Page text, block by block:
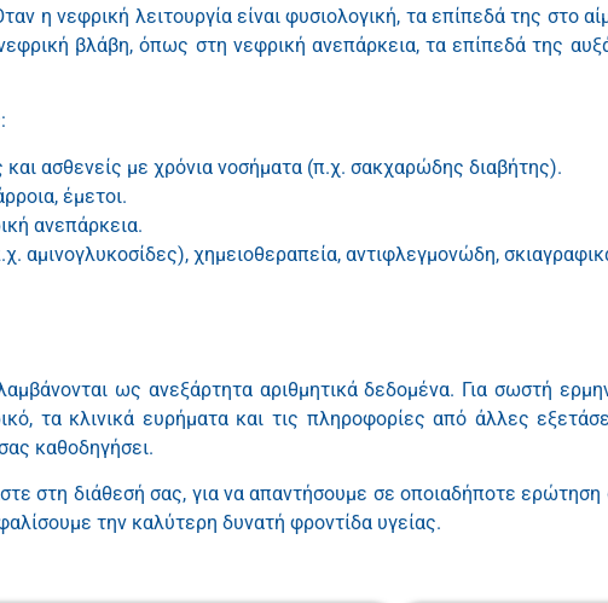
η νεφρική λειτουργία είναι φυσιολογική, τα επίπεδά της στο
βλάβη, όπως στη νεφρική ανεπάρκεια, τα επίπεδά της
και ασθενείς με χρόνια νοσήματα (π.χ. σακχαρώδης διαβήτης).
έμετοι.
ανεπάρκεια.
αμινογλυκοσίδες), χημειοθεραπεία, αντιφλεγμονώδη,
ως ανεξάρτητα αριθμητικά δεδομένα. Για σωστή
τα κλινικά ευρήματα και τις πληροφορίες από άλλες
καθοδηγήσει.
στη διάθεσή σας, για να απαντήσουμε σε οποιαδήποτε ερώτηση
την καλύτερη δυνατή φροντίδα υγείας.